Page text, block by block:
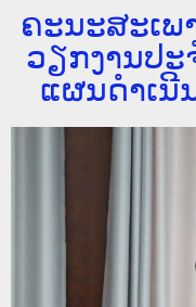
ຄະນະສະເ
ວຽກງານປະ
ແຜນດໍາເນີ